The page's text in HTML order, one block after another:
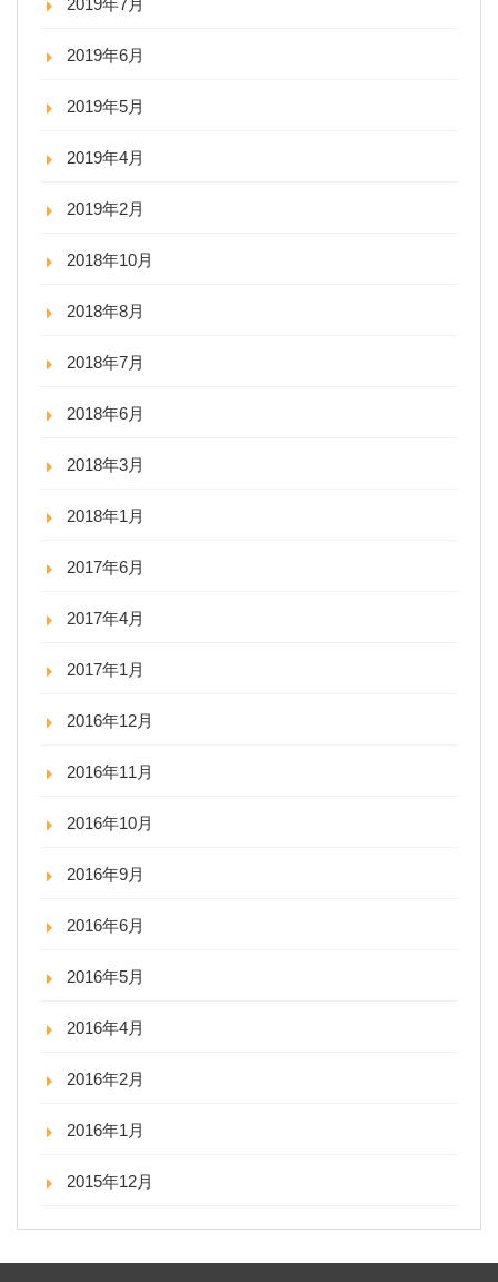
2019年6月
2019年5月
2019年4月
2019年2月
2018年10月
2018年8月
2018年7月
2018年6月
2018年3月
2018年1月
2017年6月
2017年4月
2017年1月
2016年12月
2016年11月
2016年10月
2016年9月
2016年6月
2016年5月
2016年4月
2016年2月
2016年1月
2015年12月